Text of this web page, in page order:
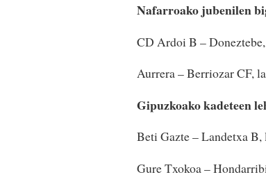
Nafarroako jubenilen
CD Ardoi B –
Aurrera – Berriozar CF,
Gipuzkoako kadeteen
Beti Gazte – Landetxa
Gure Txokoa –